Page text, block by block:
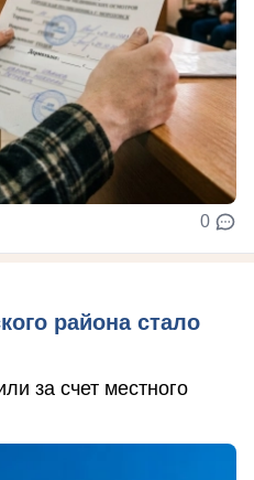
0
района стало
за счет местного